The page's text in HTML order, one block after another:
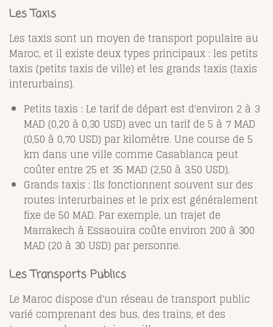
Les Taxis
Les taxis sont un moyen de transport populaire au
Maroc, et il existe deux types principaux : les petits
taxis (petits taxis de ville) et les grands taxis (taxis
interurbains).
Petits taxis : Le tarif de départ est d'environ 2 à 3
MAD (0,20 à 0,30 USD) avec un tarif de 5 à 7 MAD
(0,50 à 0,70 USD) par kilomètre. Une course de 5
km dans une ville comme Casablanca peut
coûter entre 25 et 35 MAD (2,50 à 3,50 USD).
Grands taxis : Ils fonctionnent souvent sur des
routes interurbaines et le prix est généralement
fixe de 50 MAD. Par exemple, un trajet de
Marrakech à Essaouira coûte environ 200 à 300
MAD (20 à 30 USD) par personne.
Les Transports Publics
Le Maroc dispose d'un réseau de transport public
varié comprenant des bus, des trains, et des